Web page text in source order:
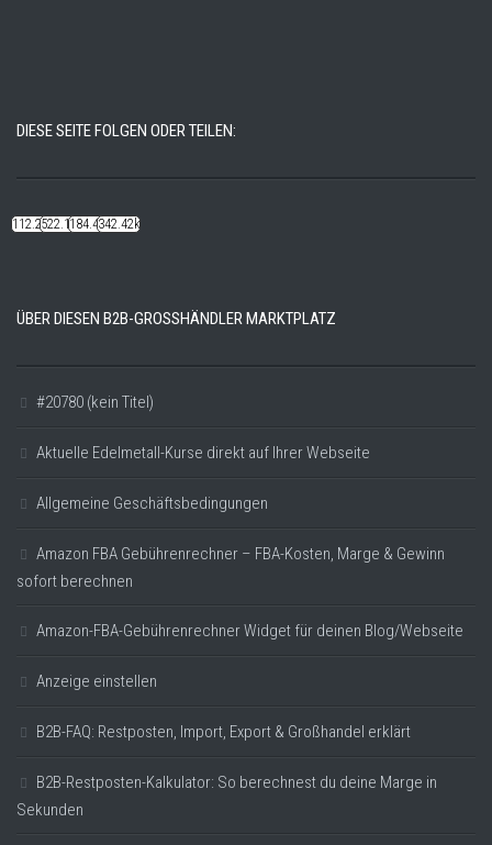
DIESE SEITE FOLGEN ODER TEILEN:
112.22k522.14k184.48k342.42k
ÜBER DIESEN B2B-GROSSHÄNDLER MARKTPLATZ
#20780 (kein Titel)
Aktuelle Edelmetall-Kurse direkt auf Ihrer Webseite
Allgemeine Geschäftsbedingungen
Amazon FBA Gebührenrechner – FBA-Kosten, Marge & Gewinn
sofort berechnen
Amazon-FBA-Gebührenrechner Widget für deinen Blog/Webseite
Anzeige einstellen
B2B-FAQ: Restposten, Import, Export & Großhandel erklärt
B2B-Restposten-Kalkulator: So berechnest du deine Marge in
Sekunden